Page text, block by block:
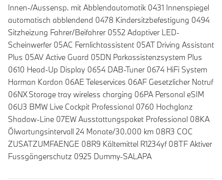
Innen-/Aussensp. mit Abblendautomatik 0431 Innenspiegel
automatisch abblendend 0478 Kindersitzbefestigung 0494
Sitzheizung Fahrer/Beifahrer 0552 Adaptiver LED-
Scheinwerfer 05AC Fernlichtassistent 05AT Driving Assistant
Plus 05AV Active Guard 05DN Parkassistenzsystem Plus
0610 Head-Up Display 0654 DAB-Tuner 0674 HiFi System
Harman Kardon 06AE Teleservices 06AF Gesetzlicher Notruf
06NX Storage tray wireless charging 06PA Personal eSIM
06U3 BMW Live Cockpit Professional 0760 Hochglanz
Shadow-Line 07EW Ausstattungspaket Professional 08KA
Ölwartungsintervall 24 Monate/30.000 km 08R3 COC
ZUSATZUMFAENGE 08R9 Kältemittel R1234yf 08TF Aktiver
Fussgängerschutz 0925 Dummy-SALAPA